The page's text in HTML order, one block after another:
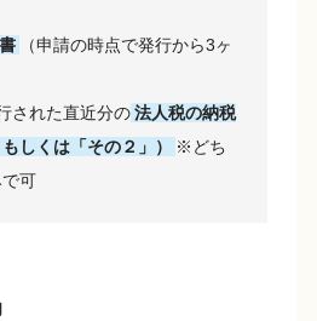
（申請の時点で発行から3ヶ
された直近分の法人税の納税
しくは「その２」）
※どち
可